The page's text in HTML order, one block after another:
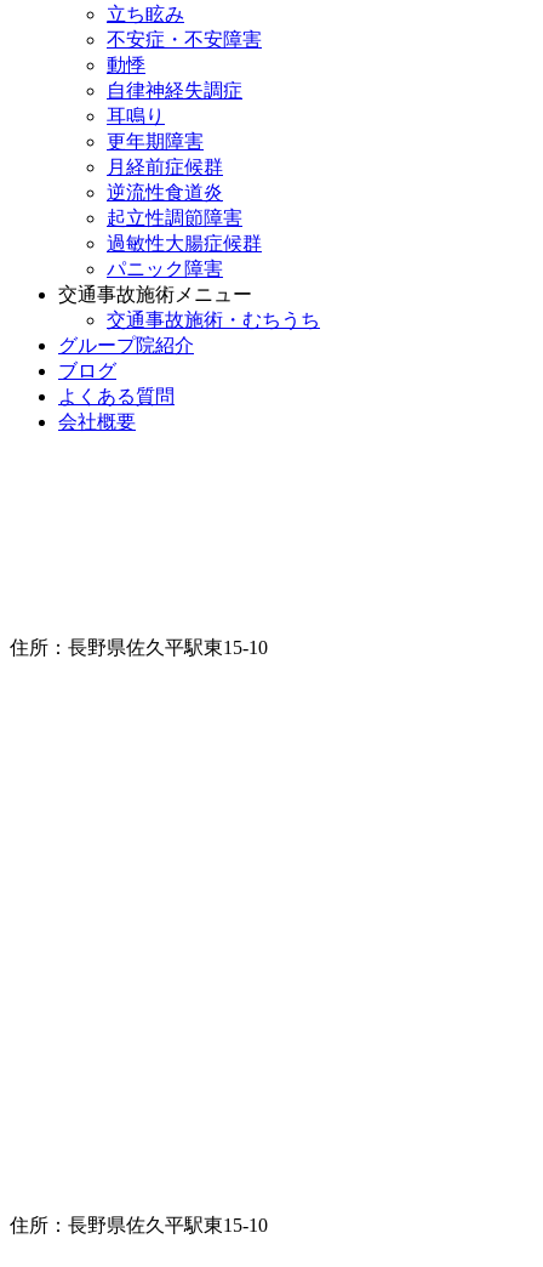
立ち眩み
不安症・不安障害
動悸
自律神経失調症
耳鳴り
更年期障害
月経前症候群
逆流性食道炎
起立性調節障害
過敏性大腸症候群
パニック障害
交通事故施術メニュー
交通事故施術・むちうち
グループ院紹介
ブログ
よくある質問
会社概要
住所：長野県佐久平駅東15-10
住所：長野県佐久平駅東15-10